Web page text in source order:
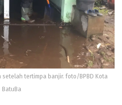
setelah tertimpa banjir. foto/BPBD Kota
BatuBa